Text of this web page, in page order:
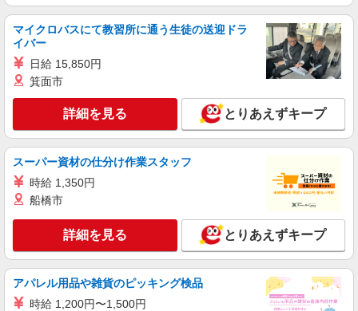
マイクロバスにて教習所に通う生徒の送迎ドラ
イバー
日給 15,850円
箕面市
詳細を見る とりあえずキープ
スーパー資材の仕分け作業スタッフ
時給 1,350円
船橋市
詳細を見る とりあえずキープ
アパレル用品や雑貨のピッキング検品
時給 1,200円〜1,500円